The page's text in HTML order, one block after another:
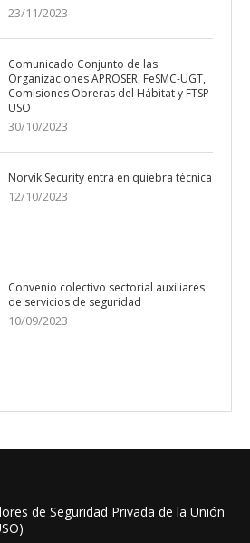
23/11/2023
Comunicado Conjunto de las
Organizaciones APROSER, FeSMC-UGT,
Comisiones Obreras del Hábitat y FTSP-
USO
30/10/2023
Norvik Security entra en quiebra técnica
12/10/2023
Convenio colectivo sectorial auxiliares
de servicios de seguridad
10/09/2023
de Seguridad Privada de la Unión